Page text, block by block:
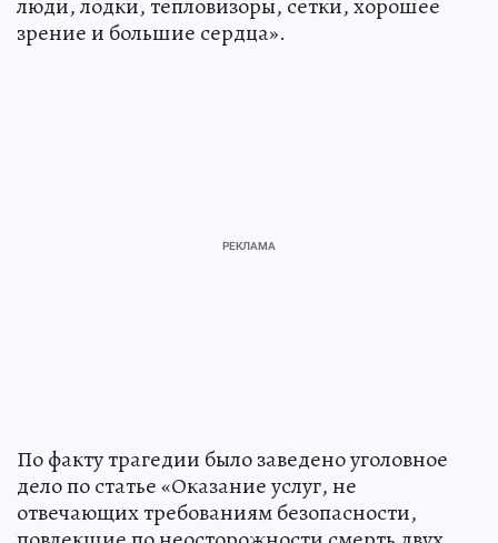
зрение и большие сердца».
По факту трагедии было заведено уголовное
дело по статье «Оказание услуг, не
отвечающих требованиям безопасности,